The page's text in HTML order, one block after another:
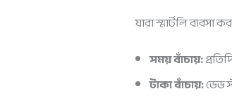
যারা স্মার্টলি
সময় বাঁচায়:
টাকা বাঁচায়:ডেড